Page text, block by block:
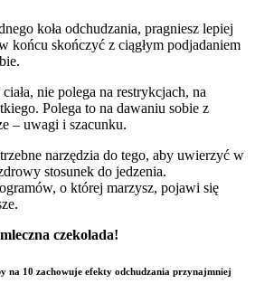
koła odchudzania, pragniesz lepiej
końcu skończyć z ciągłym podjadaniem
nie polega na restrykcjach, na
Polega to na dawaniu sobie z
– uwagi i szacunku.
narzędzia do tego, aby uwierzyć w
stosunek do jedzenia.
o której marzysz, pojawi się
czekolada!
na 10 zachowuje efekty odchudzania przynajmniej